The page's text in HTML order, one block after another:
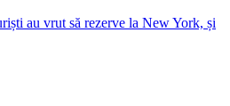
au vrut să rezerve la New York, și